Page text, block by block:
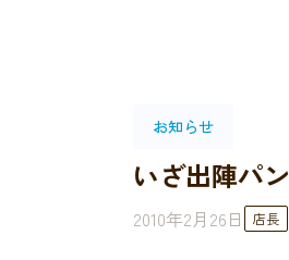
お知らせ
いざ出陣パン
2010年2月26日 店長